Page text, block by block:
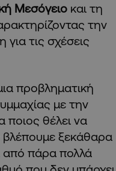
Μεσόγειο και τη
την
τις σχέσεις
προβληματική
με την
ποιος θέλει να
βλέπουμε ξεκάθαρα
από πάρα πολλά